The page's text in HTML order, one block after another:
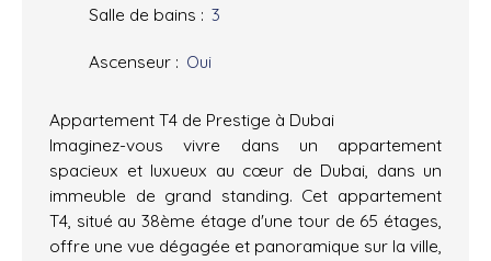
Salle de bains : 3
Ascenseur : Oui
Appartement T4 de Prestige à Dubai
Imaginez-vous vivre dans un appartement
spacieux et luxueux au cœur de Dubai, dans un
immeuble de grand standing. Cet appartement
T4, situé au 38ème étage d'une tour de 65 étages,
offre une vue dégagée et panoramique sur la ville,